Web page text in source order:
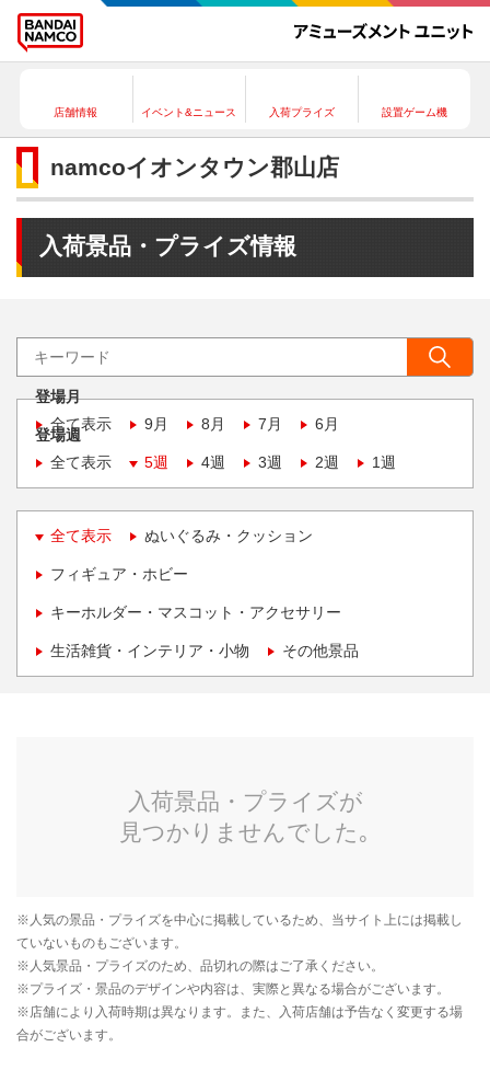
店舗情報 イベント&ニュース 入荷プライズ 設置ゲーム機
namcoイオンタウン郡山店
入荷景品・プライズ情報
登場月
全て表示
9月 8月 7月 6月
登場週
全て表示
5週 4週 3週 2週 1週
全て表示 ぬいぐるみ・クッション
フィギュア・ホビー
キーホルダー・マスコット・アクセサリー
生活雑貨・インテリア・小物 その他景品